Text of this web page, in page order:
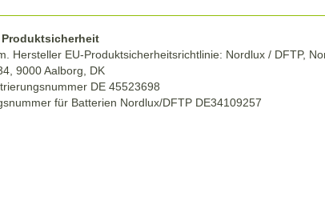
Hersteller EU-Produktsicherheitsrichtlinie: Nordlux / DFTP,
9000 Aalborg, DK
DE 45523698
für Batterien Nordlux/DFTP DE34109257